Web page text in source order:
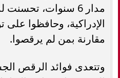
مدار 6 سنوات،
الإدراكية، وحافظوا على
مقارنة بمن لم يرقصوا.
وتتعدى فوائد الرقص